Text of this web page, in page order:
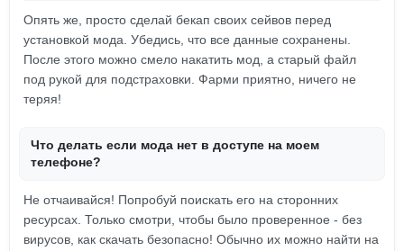
Опять же, просто сделай бекап своих сейвов перед
установкой мода. Убедись, что все данные сохранены.
После этого можно смело накатить мод, а старый файл
под рукой для подстраховки. Фарми приятно, ничего не
теряя!
Что делать если мода нет в доступе на моем
телефоне?
Не отчаивайся! Попробуй поискать его на сторонних
ресурсах. Только смотри, чтобы было проверенное - без
вирусов, как скачать безопасно! Обычно их можно найти на